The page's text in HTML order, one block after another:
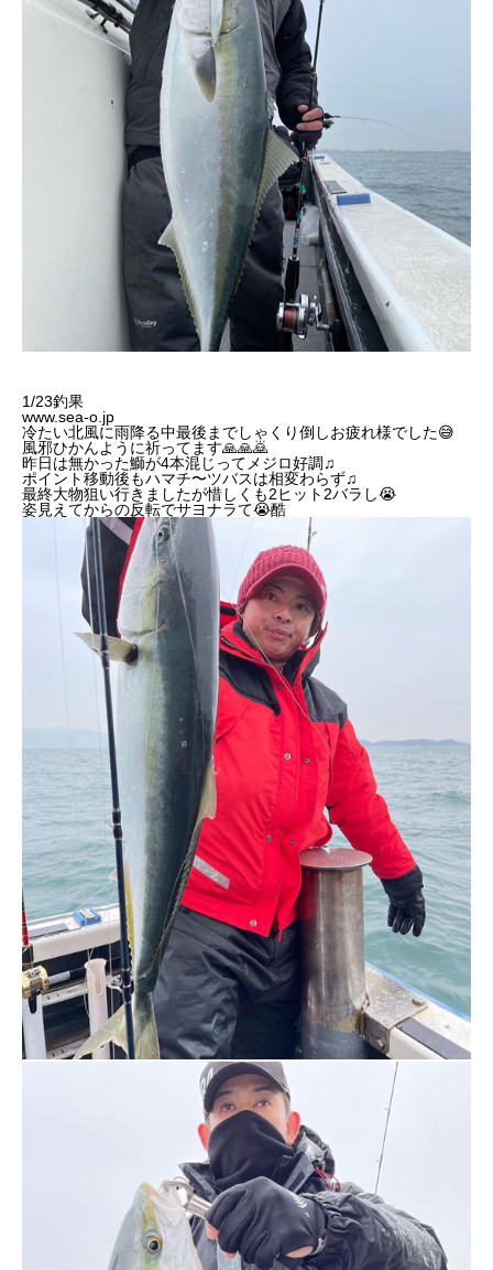
1/23釣果
www.sea-o.jp
冷たい北風に雨降る中最後までしゃくり倒しお疲れ様でした😅
風邪ひかんように祈ってます🙏🙏🙇
昨日は無かった鰤が4本混じってメジロ好調♫
ポイント移動後もハマチ〜ツバスは相変わらず♫
最終大物狙い行きましたが惜しくも2ヒット2バラし😭
姿見えてからの反転でサヨナラて😭酷